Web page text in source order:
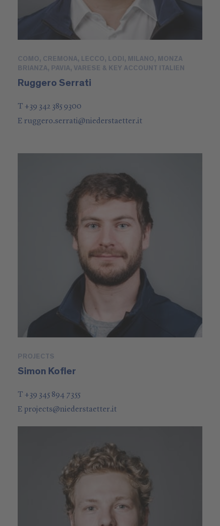
COMO, CREMONA, LECCO, LODI, MILANO, MONZA
BRIANZA, PAVIA, VARESE & KEY ACCOUNT ITALIEN
Ruggero Serrati
T +39 342 385 9300
E ruggero.serrati@niederstaetter.it
PROJECTS
Simon Kofler
T +39 345 894 7355
E projects@niederstaetter.it